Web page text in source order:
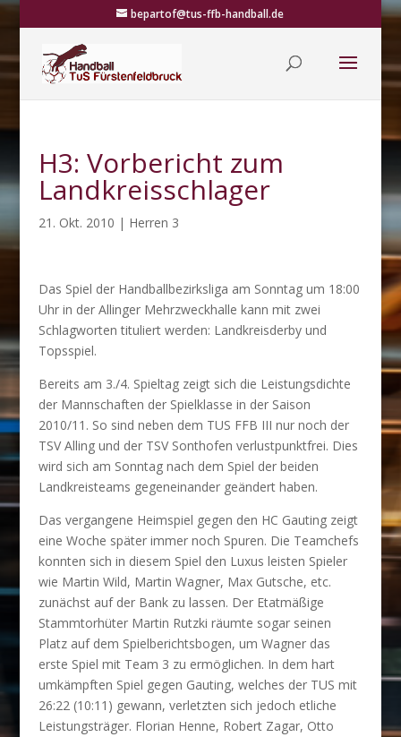
bepartof@tus-ffb-handball.de
H3: Vorbericht zum
Landkreisschlager
21. Okt. 2010 | Herren 3
Das Spiel der Handballbezirksliga am Sonntag um 18:00
Uhr in der Allinger Mehrzweckhalle kann mit zwei
Schlagworten tituliert werden: Landkreisderby und
Topsspiel.
Bereits am 3./4. Spieltag zeigt sich die Leistungsdichte
der Mannschaften der Spielklasse in der Saison
2010/11. So sind neben dem TUS FFB III nur noch der
TSV Alling und der TSV Sonthofen verlustpunktfrei. Dies
wird sich am Sonntag nach dem Spiel der beiden
Landkreisteams gegeneinander geändert haben.
Das vergangene Heimspiel gegen den HC Gauting zeigt
eine Woche später immer noch Spuren. Die Teamchefs
konnten sich in diesem Spiel den Luxus leisten Spieler
wie Martin Wild, Martin Wagner, Max Gutsche, etc.
zunächst auf der Bank zu lassen. Der Etatmäßige
Stammtorhüter Martin Rutzki räumte sogar seinen
Platz auf dem Spielberichtsbogen, um Wagner das
erste Spiel mit Team 3 zu ermöglichen. In dem hart
umkämpften Spiel gegen Gauting, welches der TUS mit
26:22 (10:11) gewann, verletzten sich jedoch etliche
Leistungsträger. Florian Henne, Robert Zagar, Otto